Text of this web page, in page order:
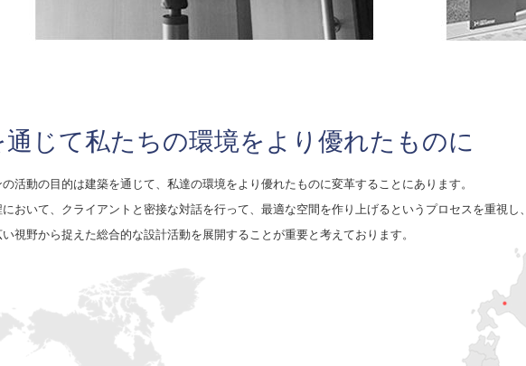
通じて私たちの環境をより優れたものに
活動の目的は建築を通じて、私達の環境をより優れたものに変革することにあります。
おいて、クライアントと密接な対話を行って、最適な空間を作り上げるというプロセスを重視し、
い視野から捉えた総合的な設計活動を展開することが重要と考えております。